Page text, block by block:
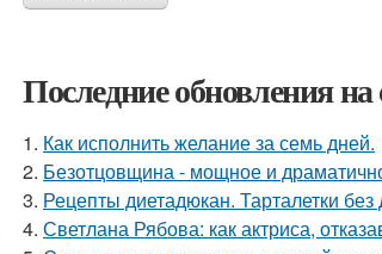
Последние обновления на
1. Как исполнить желание за семь дней.
2. Безотцовщина - мощное и
3. Рецепты диетадюкан. Тарталетки
4. Светлана Рябова: как актриса,